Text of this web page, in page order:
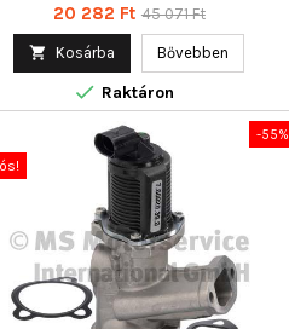
Ár
20 282 Ft Normál
45 071 Ft
 Kosárba Bővebben
 Raktáron
-55%